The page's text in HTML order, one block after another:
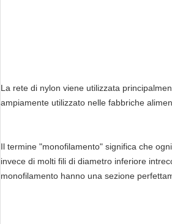
La rete di nylon viene utilizzata
ampiamente utilizzato nelle fabbriche
Il termine "monofilamento" significa che
invece di molti fili di diametro inferiore
monofilamento hanno una sezione